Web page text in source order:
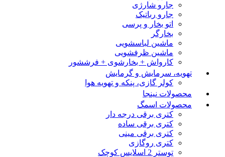
جارو شارژی
جارو رباتیک
اتو بخار و پرسی
بخارگر
ماشین لباسشویی
ماشین ظرفشویی
کارواش + بخارشوی + فرششور
تهویه، سرمایش و گرمایش
کولر گازی، پنکه و تهویه هوا
محصولات نینجا
محصولات اسمگ
کتری برقی درجه دار
کتری برقی ساده
کتری برقی مینی
کتری روگازی
توستر 2 اسلایس کوچک